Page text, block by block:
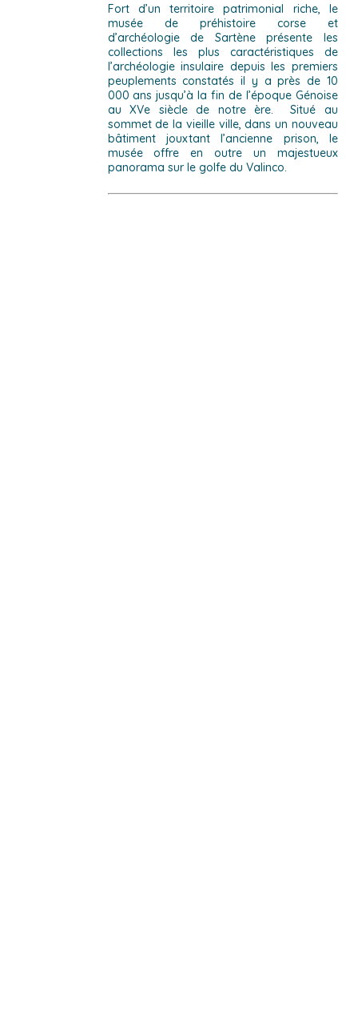
Fort d’un territoire patrimonial riche, le
musée de préhistoire corse et
d’archéologie de Sartène présente les
collections les plus caractéristiques de
l’archéologie insulaire depuis les premiers
peuplements constatés il y a près de 10
000 ans jusqu’à la fin de l’époque Génoise
au XVe siècle de notre ère. Situé au
sommet de la vieille ville, dans un nouveau
bâtiment jouxtant l’ancienne prison, le
musée offre en outre un majestueux
panorama sur le golfe du Valinco.